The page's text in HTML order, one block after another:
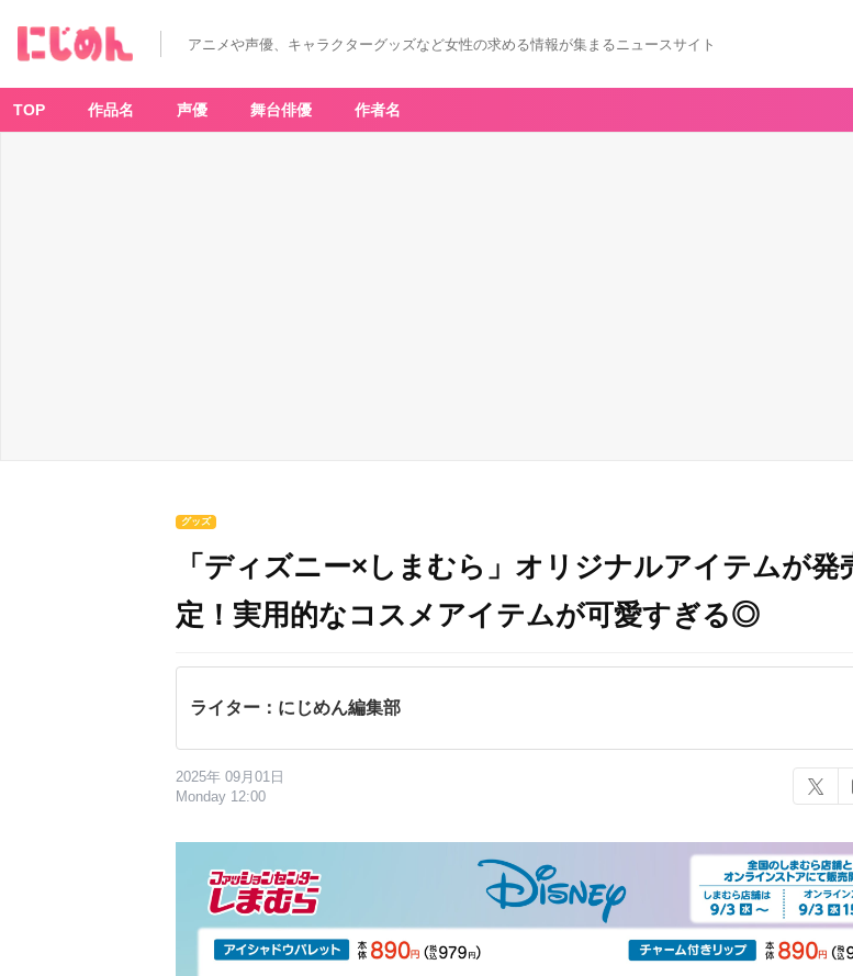
アニメや声優、キャラクターグッズなど女性の求める情報が集まるニュースサイト
TOP 作品名 声優 舞台俳優 作者名
グッズ
「ディズニー×しまむら」オリジナルアイテムが発
定！実用的なコスメアイテムが可愛すぎる◎
ライター：にじめん編集部
2025年 09月01日
Monday 12:00